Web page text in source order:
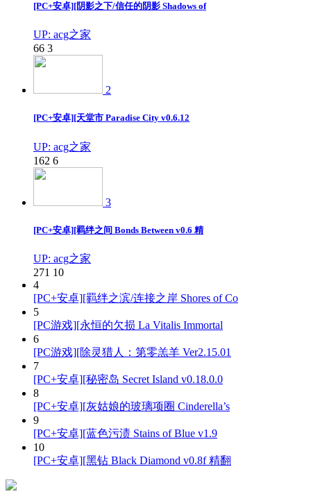
[PC+安卓][阴影之下/信任的阴影 Shadows of
UP: acg之家
66 3
2
[PC+安卓][天堂市 Paradise City v0.6.12
UP: acg之家
162 6
3
[PC+安卓][羁绊之间 Bonds Between v0.6 精
UP: acg之家
271 10
4
[PC+安卓][羁绊之滨/连接之岸 Shores of Co
5
[PC游戏][永恒的欠损 La Vitalis Immortal
6
[PC游戏][除灵猎人：第零羔羊 Ver2.15.01
7
[PC+安卓][秘密岛 Secret Island v0.18.0.0
8
[PC+安卓][灰姑娘的玻璃项圈 Cinderella’s
9
[PC+安卓][蓝色污渍 Stains of Blue v1.9
10
[PC+安卓][黑钻 Black Diamond v0.8f 精翻